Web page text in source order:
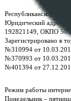
Республиканское
Юридический адрес:
192821149, ОКПО
Зарегистрировано в
№310994 от
№370993 от
№401394 от
Режим работы
Понедельник –